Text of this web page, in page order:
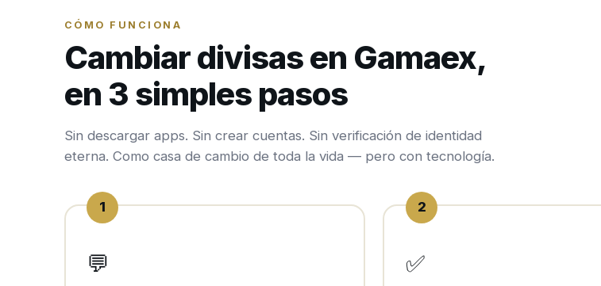
CÓMO FUNCIONA
Cambiar divisas en Gamaex,
en 3 simples pasos
Sin descargar apps. Sin crear cuentas. Sin verificación de identidad
eterna. Como casa de cambio de toda la vida — pero con tecnología.
1
💬
2
✅